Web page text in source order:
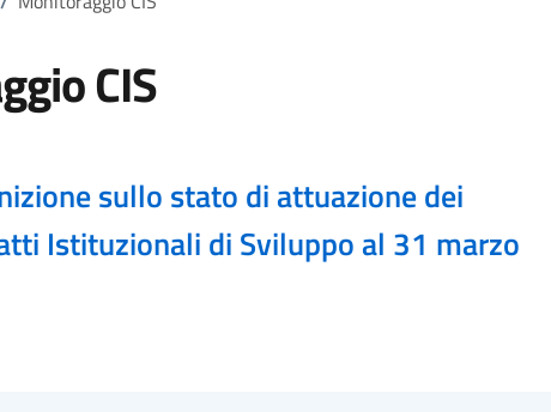
CIS
sullo stato di attuazione dei
Istituzionali di Sviluppo al 31 marzo